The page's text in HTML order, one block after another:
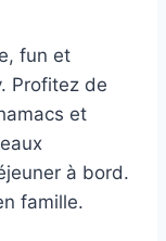
fun et
Profitez de
et
à bord.
famille.